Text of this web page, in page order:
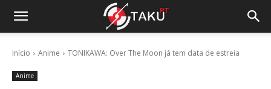
Início Anime TONIKAWA: Over The Moon já tem data de estreia
Anime